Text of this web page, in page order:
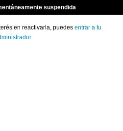
suspendida
en reactivarla, puedes entrar a tu
.